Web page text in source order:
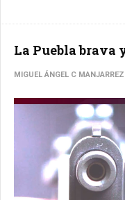
La Puebla brava
MIGUEL ÁNGEL C MANJARREZ